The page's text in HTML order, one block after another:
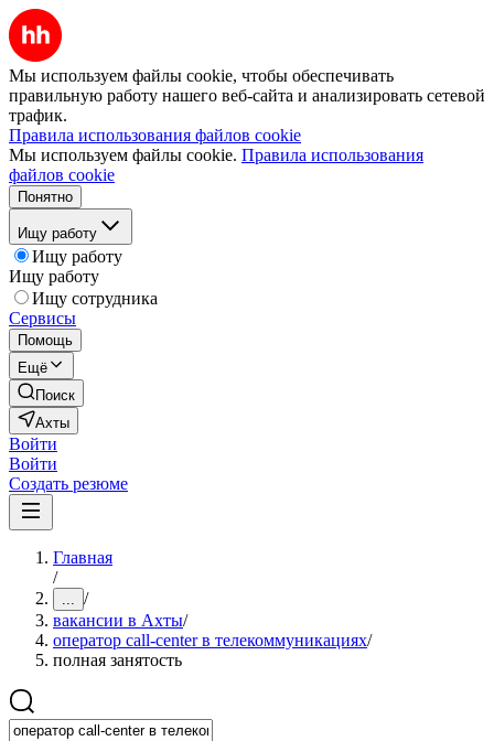
Мы используем файлы cookie, чтобы обеспечивать
правильную работу нашего веб-сайта и анализировать сетевой
трафик.
Правила использования файлов cookie
Мы используем файлы cookie. Правила использования
файлов cookie
Понятно
Ищу работу
Ищу работу
Ищу работу
Ищу сотрудника
Сервисы
Помощь
Ещё
Поиск
Ахты
Войти
Войти
Создать резюме
Главная
/
... /
вакансии в Ахты/
оператор call-center в телекоммуникациях/
полная занятость